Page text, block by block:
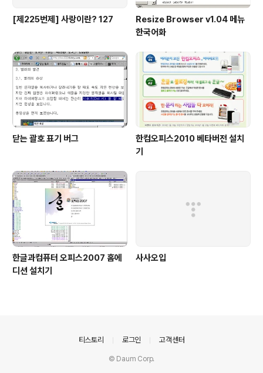
[제225번제] 사랑이란? 127
Resize Browser v1.04 메뉴
한국어화
닫는 괄호 표기 버그
한컴오피스2010 베타버전 설치
기
한글과컴퓨터 오피스2007 홈에
디션 설치기
사사오입
티스토리 로그인 고객센터
© Daum Corp.